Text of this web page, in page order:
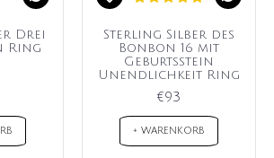
Drei
Ring
Sterling Silber des
Bonbon 16 mit
Geburtsstein
Unendlichkeit Ring
€93
+ WARENKORB